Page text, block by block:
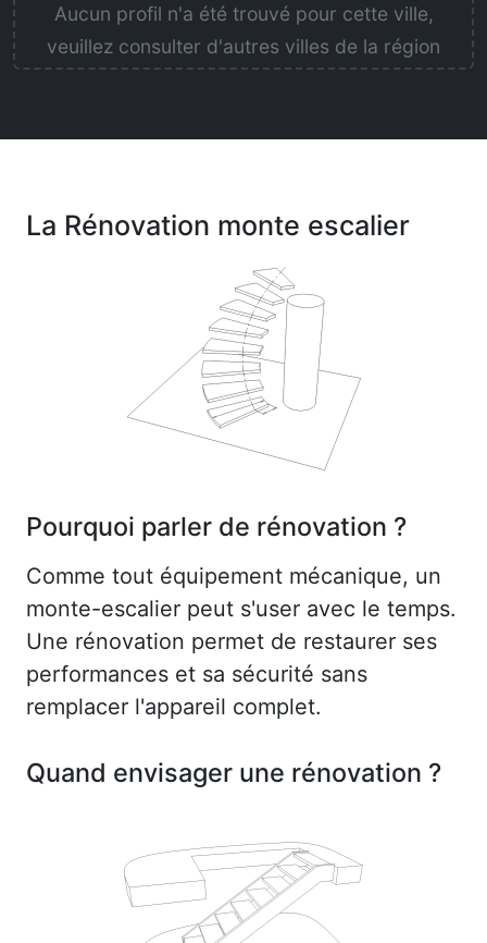
Aucun profil n'a été trouvé pour cette ville,
veuillez consulter d'autres villes de la région
La Rénovation monte escalier
Pourquoi parler de rénovation ?
Comme tout équipement mécanique, un
monte-escalier peut s'user avec le temps.
Une rénovation permet de restaurer ses
performances et sa sécurité sans
remplacer l'appareil complet.
Quand envisager une rénovation ?